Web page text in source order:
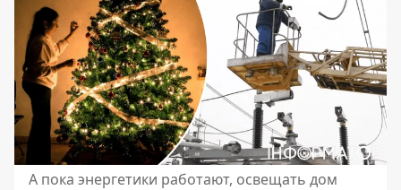
А пока энергетики работают, освещать дом